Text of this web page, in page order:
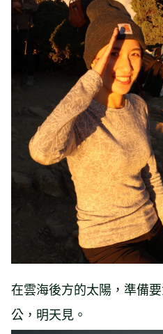
在雲海後方的太陽，準備
公，明天見。